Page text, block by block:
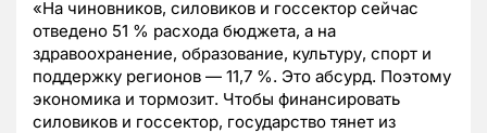
«На чиновников, силовиков и госсектор сейчас
отведено 51 % расхода бюджета, а на
здравоохранение, образование, культуру, спорт и
поддержку регионов — 11,7 %. Это абсурд. Поэтому
экономика и тормозит. Чтобы финансировать
силовиков и госсектор, государство тянет из